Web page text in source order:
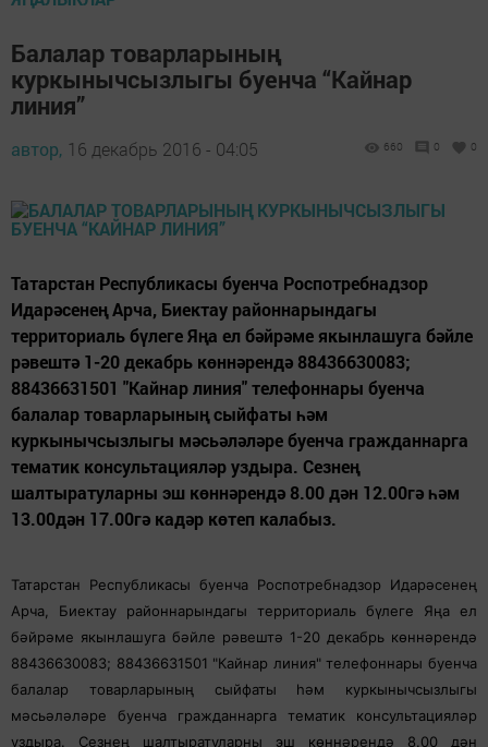
Балалар товарларының
куркынычсызлыгы буенча “Кайнар
линия”
автор, 16 декабрь 2016 - 04:05 660 0 0
Татарстан Республикасы буенча Роспотребнадзор
Идарәсенең Арча, Биектау районнарындагы
территориаль бүлеге Яңа ел бәйрәме якынлашуга бәйле
рәвештә 1-20 декабрь көннәрендә 88436630083;
88436631501 "Кайнар линия" телефоннары буенча
балалар товарларының сыйфаты һәм
куркынычсызлыгы мәсьәләләре буенча гражданнарга
тематик консультацияләр уздыра. Сезнең
шалтыратуларны эш көннәрендә 8.00 дән 12.00гә һәм
13.00дән 17.00гә кадәр көтеп калабыз.
Татарстан Республикасы буенча Роспотребнадзор Идарәсенең
Арча, Биектау районнарындагы территориаль бүлеге Яңа ел
бәйрәме якынлашуга бәйле рәвештә 1-20 декабрь көннәрендә
88436630083; 88436631501 "Кайнар линия" телефоннары буенча
балалар товарларының сыйфаты һәм куркынычсызлыгы
мәсьәләләре буенча гражданнарга тематик консультацияләр
уздыра. Сезнең шалтыратуларны эш көннәрендә 8.00 дән